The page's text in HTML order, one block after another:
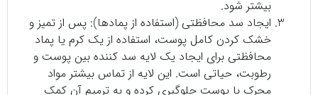
بیشتر شود.
ایجاد سد محافظتی (استفاده از پمادها): پس از تمیز و
خشک کردن کامل پوست، استفاده از یک کرم یا پماد
محافظتی برای ایجاد یک لایه سد کننده بین پوست و
رطوبت، حیاتی است. این لایه از تماس بیشتر مواد
محرک با پوست جلوگیری کرده و به ترمیم آن کمک